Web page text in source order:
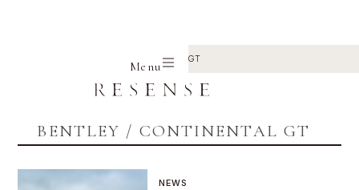
Menu
CONTINENTAL GT
BENTLEY / CONTINENTAL GT
NEWS